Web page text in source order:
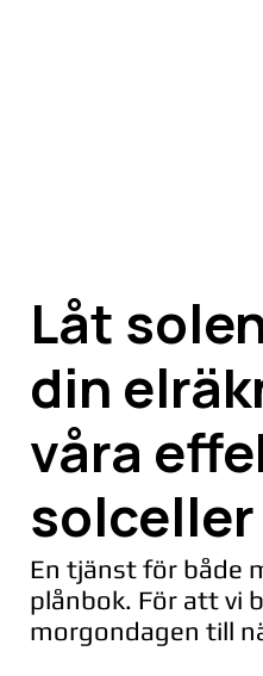
Låt
din
våra
solceller
En tjänst för både
plånbok. För att vi
morgondagen till